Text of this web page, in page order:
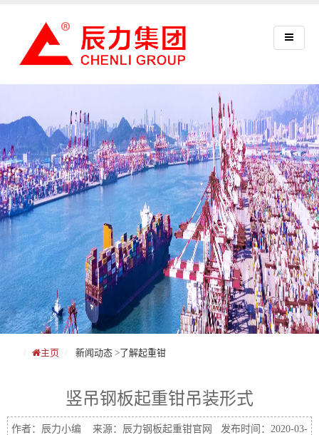
主页 新闻动态 >了解起重钳
竖吊钢板起重钳吊装形式
作者：辰力小编 来源：辰力钢板起重钳官网 发布时间：2020-03-